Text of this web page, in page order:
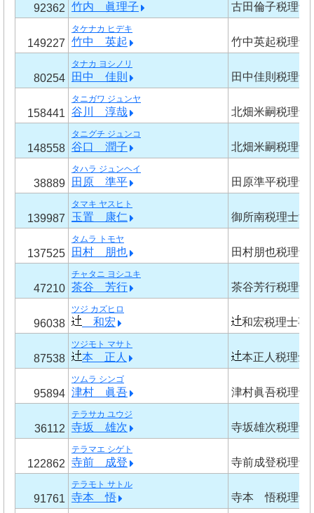
92362 竹内 眞理子 古田倫子税理士
149227
タケナカ ヒデキ
竹中 英起 竹中英起税理士
80254
タナカ ヨシノリ
田中 佳則 田中佳則税理士
158441
タニガワ ジュンヤ
谷川 淳哉 北畑米嗣税理士
148558
タニグチ ジュンコ
谷口 潤子 北畑米嗣税理士
38889
タハラ ジュンヘイ
田原 準平 田原準平税理士
139987
タマキ ヤスヒト
玉置 康仁 御所南税理士
137525
タムラ トモヤ
田村 朋也 田村朋也税理士
47210
チャタニ ヨシユキ
茶谷 芳行 茶谷芳行税理士
96038
ツジ カズヒロ
和宏 和宏税理士事
87538
ツジモト マサト
本 正人 本正人税理士
95894
ツムラ シンゴ
津村 眞吾 津村眞吾税理士
36112
テラサカ ユウジ
寺坂 雄次 寺坂雄次税理士
122862
テラマエ シゲト
寺前 成登 寺前成登税理士
91761
テラモト サトル
寺本 悟 寺本 悟税理士